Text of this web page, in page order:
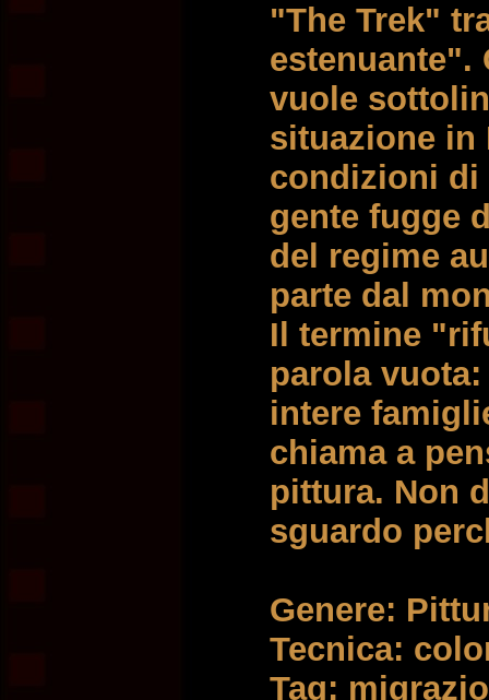
"The Trek"
estenuante".
vuole
situazione in
condizioni di
gente fugge
del regime
parte dal
Il termine
parola
intere
chiama a
pittura. Non
sguardo
Genere:
Tecnica:
Tag: